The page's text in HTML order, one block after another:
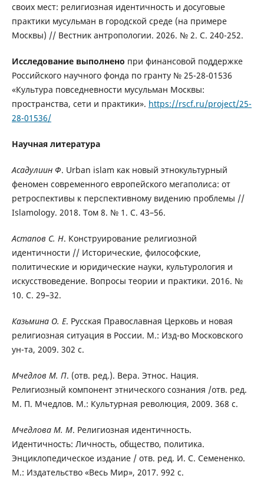
своих мест: религиозная идентичность и досуговые
практики мусульман в городской среде (на примере
Москвы) // Вестник антропологии. 2026. № 2. С. 240-252.
Исследование выполнено при финансовой поддержке
Российского научного фонда по гранту № 25-28-01536
«Культура повседневности мусульман Москвы:
пространства, сети и практики». https://rscf.ru/project/25-
28-01536/
Научная литература
Асадулиин Ф. Urban islam как новый этнокультурный
феномен современного европейского мегаполиса: от
ретроспективы к перспективному видению проблемы //
Islamology. 2018. Том 8. № 1. С. 43–56.
Астапов С. Н. Конструирование религиозной
идентичности // Исторические, философские,
политические и юридические науки, культурология и
искусствоведение. Вопросы теории и практики. 2016. №
10. С. 29–32.
Казьмина О. Е. Русская Православная Церковь и новая
религиозная ситуация в России. М.: Изд-во Московского
ун-та, 2009. 302 с.
Мчедлов М. П. (отв. ред.). Вера. Этнос. Нация.
Религиозный компонент этнического сознания /отв. ред.
М. П. Мчедлов. М.: Культурная революция, 2009. 368 с.
Мчедлова М. М. Религиозная идентичность.
Идентичность: Личность, общество, политика.
Энциклопедическое издание / отв. ред. И. С. Семененко.
М.: Издательство «Весь Мир», 2017. 992 с.